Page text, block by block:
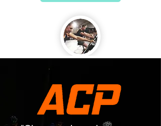
TREINAMENTO DE FORÇA